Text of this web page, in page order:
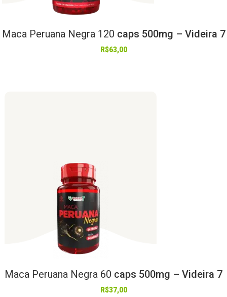
Maca Peruana Negra 120 caps 500mg – Videira 7
R$63,00
Maca Peruana Negra 60 caps 500mg – Videira 7
R$37,00